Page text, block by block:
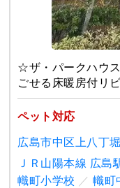
☆ザ・パークハウ
ごせる床暖房付リ
ペット対応
広島市中区上八丁堀
ＪＲ山陽本線 広島
幟町小学校 ／ 幟町